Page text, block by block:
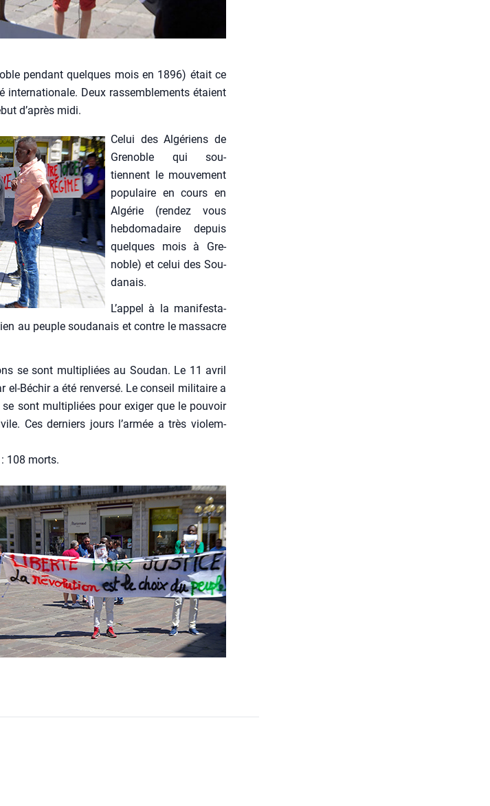
pen­dant quelques mois en 1896) était ce
inter­na­tio­nale. Deux ras­sem­ble­ments étaient
d’après midi.
Celui des Algé­riens de
Gre­noble qui sou­
tiennent le mou­ve­ment
popu­laire en cours en
Algé­rie (ren­dez vous
heb­do­ma­daire depuis
quelques mois à Gre­
noble) et celui des Sou­
da­nais.
L’appel à la mani­fes­ta­
au peuple sou­da­nais et contre le mas­sacre
se sont mul­ti­pliées au Sou­dan. Le 11 avril
el-Béchir a été ren­ver­sé. Le conseil mili­taire a
sont mul­ti­pliées pour exi­ger que le pou­voir
Ces der­niers jours l’armée a très vio­lem­
108 morts.